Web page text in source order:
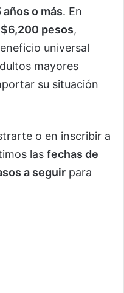
años o más. En
$6,200 pesos,
universal
mayores
su situación
o en inscribir a
las fechas de
a seguir para